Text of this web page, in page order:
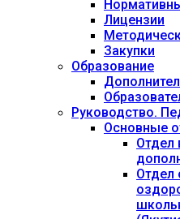
Лицензии
Закупки
Образование
Руководство.
Основные
Отдел
Отдел